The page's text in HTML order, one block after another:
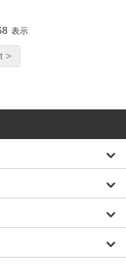
表示
>